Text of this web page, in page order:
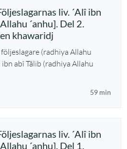
liv. ´Alî ibn
´anhu]. Del 2.
khawaridj
(radhiya Allahu
ibn abî Tâlib (radhiya Allahu
59 min
liv. ´Alî ibn
´anhu]. Del 1.